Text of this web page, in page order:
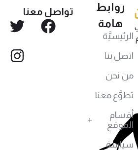
روابط
هامة
الرئيسيَّة
اتصل بنا
من نحن
تطوَّع معنا
أقسام
الموقع
سياسة
تواصل معنا